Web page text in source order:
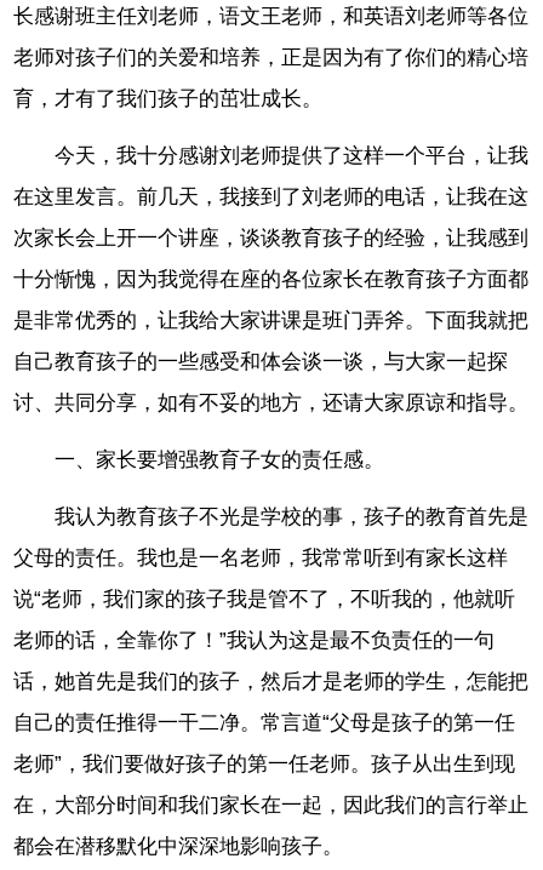
长感谢班主任刘老师，语文王老师，和英语刘老师等各位
老师对孩子们的关爱和培养，正是因为有了你们的精心培
育，才有了我们孩子的茁壮成长。
今天，我十分感谢刘老师提供了这样一个平台，让我
在这里发言。前几天，我接到了刘老师的电话，让我在这
次家长会上开一个讲座，谈谈教育孩子的经验，让我感到
十分惭愧，因为我觉得在座的各位家长在教育孩子方面都
是非常优秀的，让我给大家讲课是班门弄斧。下面我就把
自己教育孩子的一些感受和体会谈一谈，与大家一起探
讨、共同分享，如有不妥的地方，还请大家原谅和指导。
一、家长要增强教育子女的责任感。
我认为教育孩子不光是学校的事，孩子的教育首先是
父母的责任。我也是一名老师，我常常听到有家长这样
说“老师，我们家的孩子我是管不了，不听我的，他就听
老师的话，全靠你了！”我认为这是最不负责任的一句
话，她首先是我们的孩子，然后才是老师的学生，怎能把
自己的责任推得一干二净。常言道“父母是孩子的第一任
老师”，我们要做好孩子的第一任老师。孩子从出生到现
在，大部分时间和我们家长在一起，因此我们的言行举止
都会在潜移默化中深深地影响孩子。